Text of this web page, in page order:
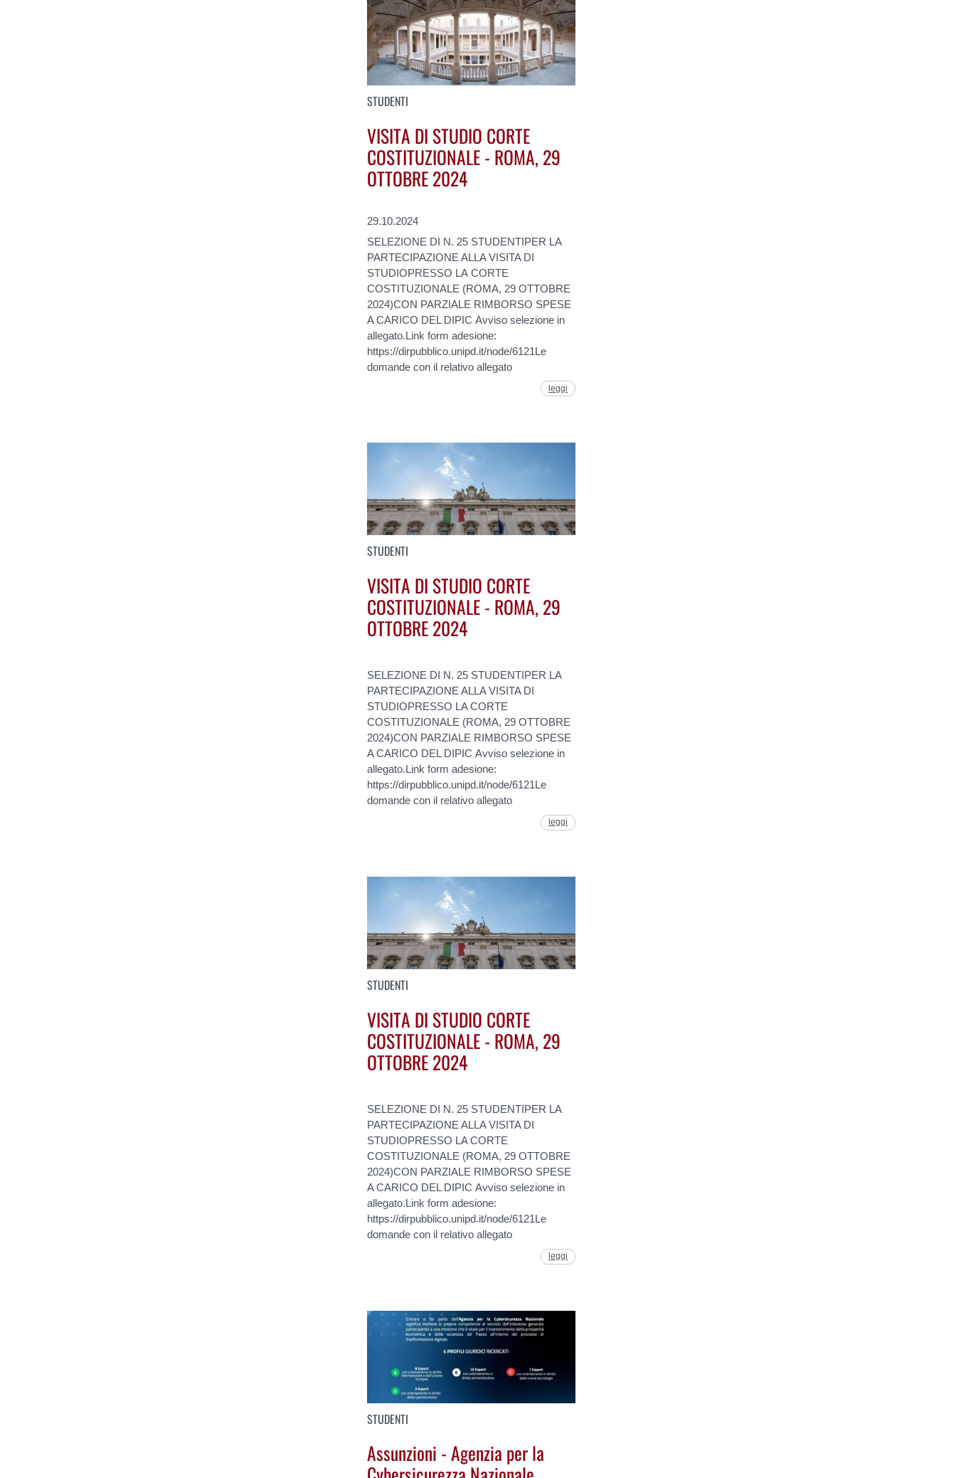
STUDENTI
VISITA DI STUDIO CORTE
COSTITUZIONALE - ROMA, 29
OTTOBRE 2024
29.10.2024
SELEZIONE DI N. 25 STUDENTIPER LA
PARTECIPAZIONE ALLA VISITA DI
STUDIOPRESSO LA CORTE
COSTITUZIONALE (ROMA, 29 OTTOBRE
2024)CON PARZIALE RIMBORSO SPESE
A CARICO DEL DIPIC Avviso selezione in
allegato.Link form adesione:
https://dirpubblico.unipd.it/node/6121Le
domande con il relativo allegato
leggi
STUDENTI
VISITA DI STUDIO CORTE
COSTITUZIONALE - ROMA, 29
OTTOBRE 2024
SELEZIONE DI N. 25 STUDENTIPER LA
PARTECIPAZIONE ALLA VISITA DI
STUDIOPRESSO LA CORTE
COSTITUZIONALE (ROMA, 29 OTTOBRE
2024)CON PARZIALE RIMBORSO SPESE
A CARICO DEL DIPIC Avviso selezione in
allegato.Link form adesione:
https://dirpubblico.unipd.it/node/6121Le
domande con il relativo allegato
leggi
STUDENTI
VISITA DI STUDIO CORTE
COSTITUZIONALE - ROMA, 29
OTTOBRE 2024
SELEZIONE DI N. 25 STUDENTIPER LA
PARTECIPAZIONE ALLA VISITA DI
STUDIOPRESSO LA CORTE
COSTITUZIONALE (ROMA, 29 OTTOBRE
2024)CON PARZIALE RIMBORSO SPESE
A CARICO DEL DIPIC Avviso selezione in
allegato.Link form adesione:
https://dirpubblico.unipd.it/node/6121Le
domande con il relativo allegato
leggi
STUDENTI
Assunzioni - Agenzia per la